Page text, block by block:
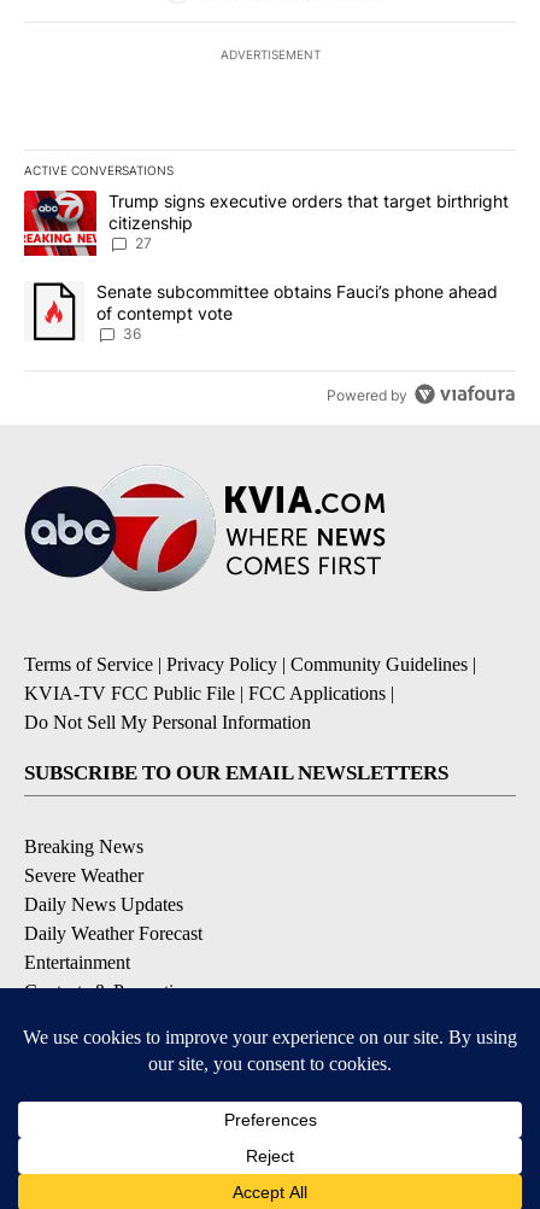
ADVERTISEMENT
ACTIVE CONVERSATIONS
The following is a list of the most commented articles in the last
A trending article titled "Trump signs executive orders that
Trump signs executive orders that target birthright
citizenship
27
A trending article titled "Senate subcommittee obtains Fauci’s
Senate subcommittee obtains Fauci’s phone ahead
of contempt vote
36
Powered by
Terms of Service | Privacy Policy | Community Guidelines |
KVIA-TV FCC Public File | FCC Applications |
Do Not Sell My Personal Information
SUBSCRIBE TO OUR EMAIL NEWSLETTERS
Breaking News
Severe Weather
Daily News Updates
Daily Weather Forecast
Entertainment
Contests & Promotions
DOWNLOAD OUR APPS
Available for iOS and Android